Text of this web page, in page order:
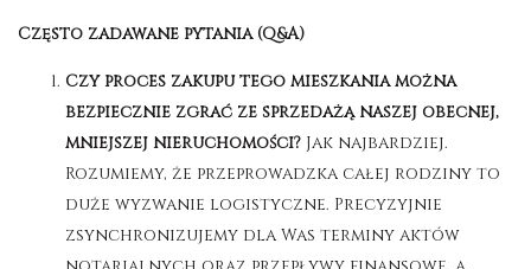
Często zadawane pytania (Q&A)
Czy proces zakupu tego mieszkania można
bezpiecznie zgrać ze sprzedażą naszej obecnej,
mniejszej nieruchomości? Jak najbardziej.
Rozumiemy, że przeprowadzka całej rodziny to
duże wyzwanie logistyczne. Precyzyjnie
zsynchronizujemy dla Was terminy aktów